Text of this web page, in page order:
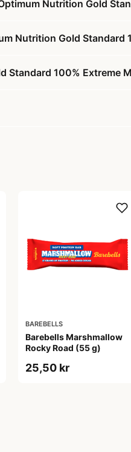
Nutrition Gold
Nutrition Gold Standard
Standard 100% Extreme
BAREBELLS
Barebells Marshmallow
Rocky Road (55 g)
25,50 kr